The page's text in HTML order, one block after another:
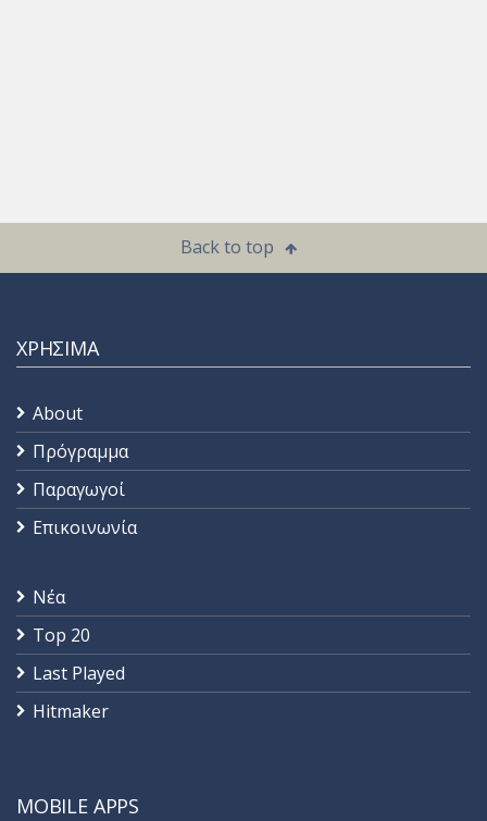
Back to top
ΧΡΗΣΙΜΑ
About
Πρόγραμμα
Παραγωγοί
Επικοινωνία
Νέα
Top 20
Last Played
Hitmaker
MOBILE APPS